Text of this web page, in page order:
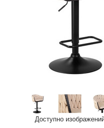
Доступно